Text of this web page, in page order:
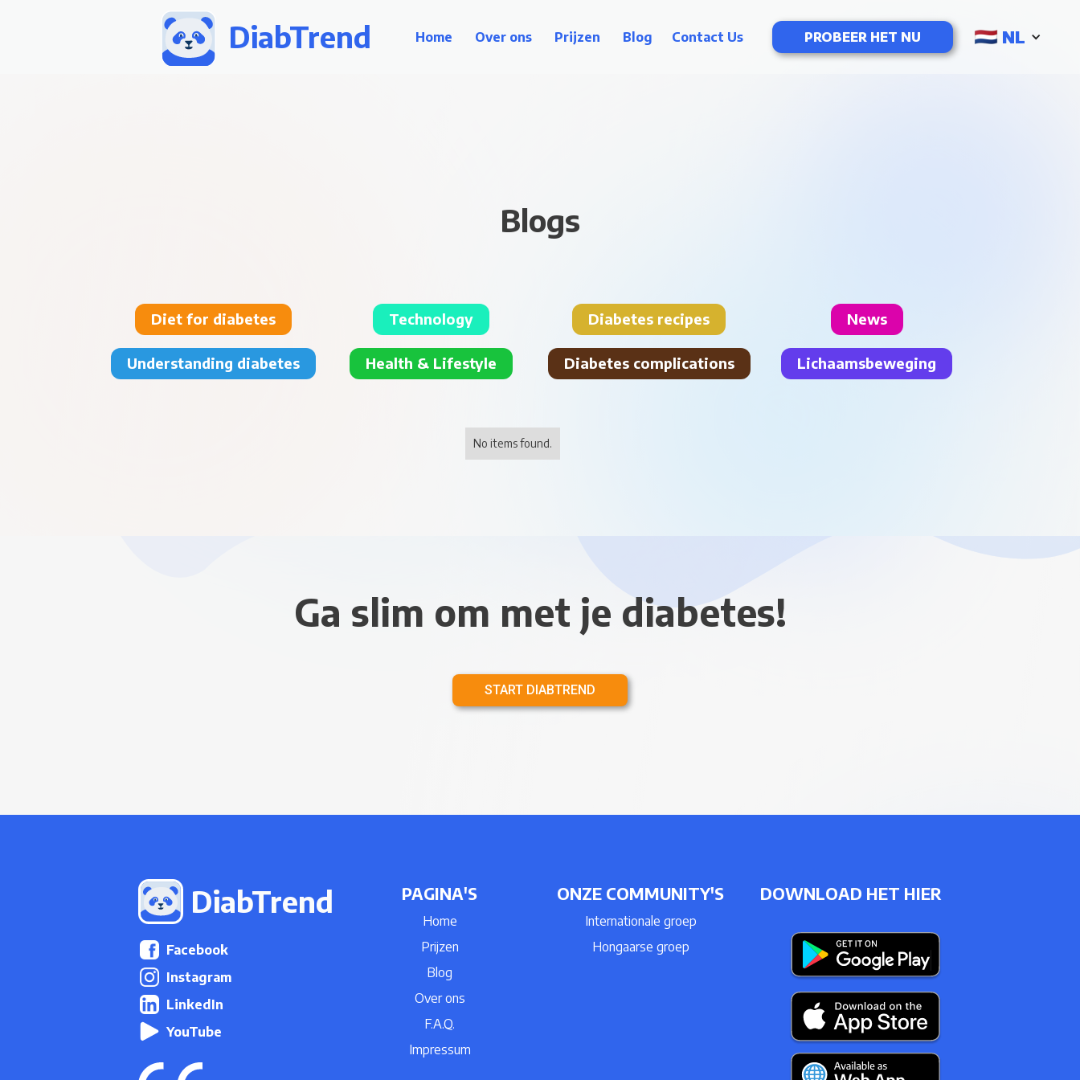
DiabTrend Home Over ons Prijzen Blog Contact Us PROBEER HET NU NL
Blogs
Diet for diabetes Technology Diabetes recipes News
Understanding diabetes Health & Lifestyle Diabetes complications Lichaamsbeweging
No items found.
Ga slim om met je diabetes!
START DIABTREND
DiabTrend
Facebook
Instagram
LinkedIn
YouTube
PAGINA'S
Home
Prijzen
Blog
Over ons
F.A.Q.
Impressum
ONZE COMMUNITY'S
Internationale groep
Hongaarse groep
DOWNLOAD HET HIER